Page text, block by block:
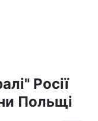
Росії
Польщі